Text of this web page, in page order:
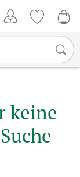
keine